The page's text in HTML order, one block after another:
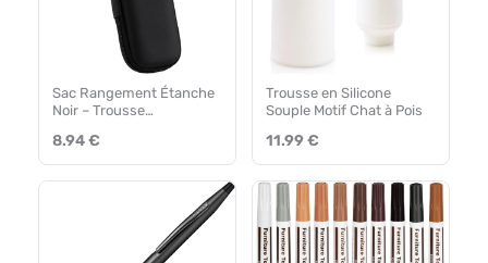
Sac Rangement Étanche
Noir – Trousse
8.94 €
Trousse en Silicone
Souple Motif Chat à Pois
11.99 €